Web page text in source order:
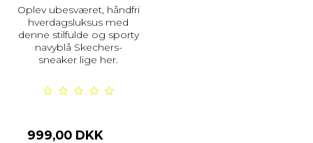
Oplev ubesværet, håndfri
hverdagsluksus med
denne stilfulde og sporty
navyblå Skechers-
sneaker lige her.
999,00 DKK